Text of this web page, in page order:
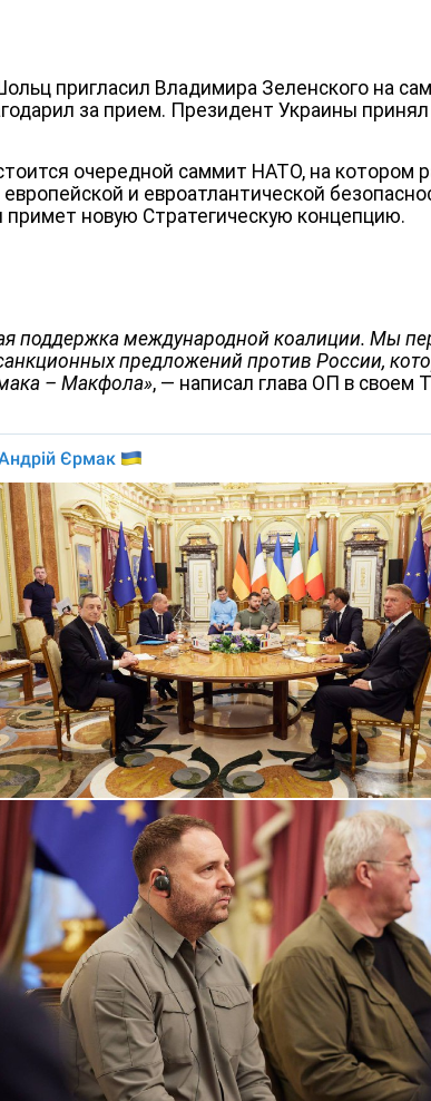
пригласил Владимира Зеленского на
за прием. Президент Украины
очередной саммит НАТО, на котором
и евроатлантической
новую Стратегическую концепцию.
поддержка международной коалиции. Мы
предложений против России,
–Макфола», — написал глава ОП в своем